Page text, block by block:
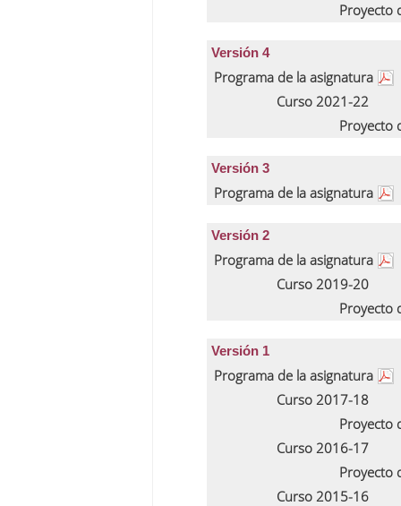
Proyecto
Versión 4
Programa de la asignatura
Curso 2021-22
Proyecto
Versión 3
Programa de la asignatura
Versión 2
Programa de la asignatura
Curso 2019-20
Proyecto
Versión 1
Programa de la asignatura
Curso 2017-18
Proyecto
Curso 2016-17
Proyecto
Curso 2015-16